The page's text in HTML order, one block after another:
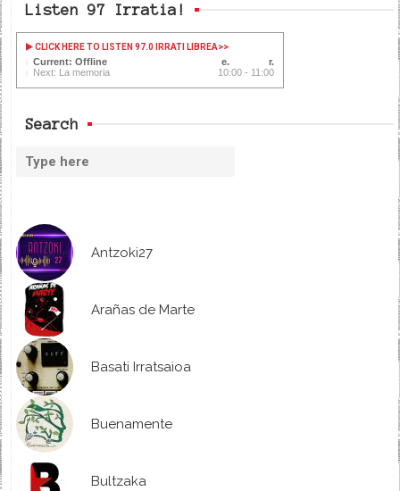
Listen 97 Irratia!
CLICK HERE TO LISTEN 97.0 IRRATI LIBREA>>
Current: Offline
Next: La memoria
10:00 - 11:00
Search
Antzoki27
Arañas de Marte
Basati Irratsaioa
Buenamente
Bultzaka